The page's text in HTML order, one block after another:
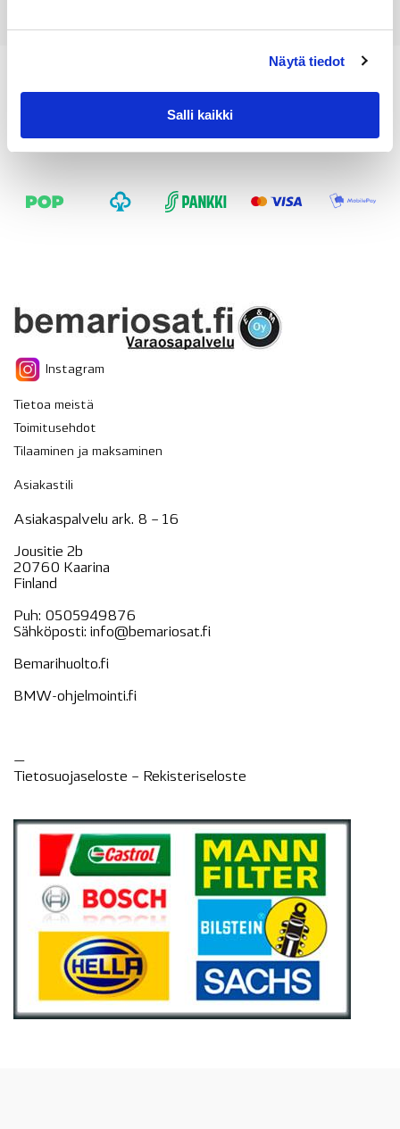
Näytä tiedot
Salli kaikki
Instagram
Tietoa meistä
Toimitusehdot
Tilaaminen ja maksaminen
Asiakastili
Asiakaspalvelu ark. 8 – 16
Jousitie 2b
20760 Kaarina
Finland
Puh: 0505949876
Sähköposti: info@bemariosat.fi
Bemarihuolto.fi
BMW-ohjelmointi.fi
—
Tietosuojaseloste – Rekisteriseloste